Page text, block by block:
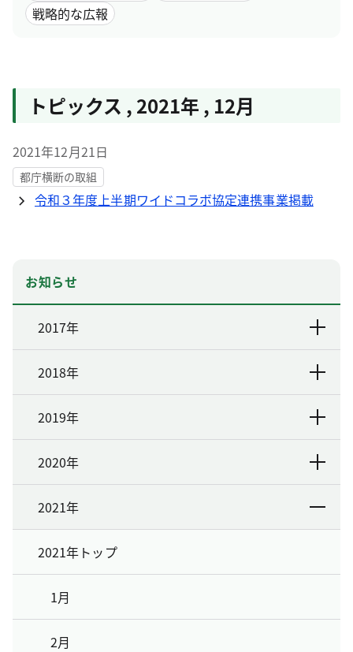
戦略的な広報
トピックス , 2021年 , 12月
2021年12月21日
都庁横断の取組
令和３年度上半期ワイドコラボ協定連携事業掲載
お知らせ
2017年
2018年
2019年
2020年
2021年
2021年トップ
1月
2月